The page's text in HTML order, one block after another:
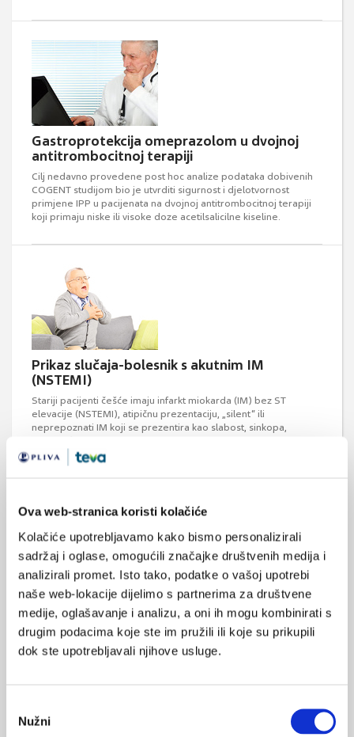
Ova web-stranica koristi kolačiće
Kolačiće upotrebljavamo kako bismo personalizirali
sadržaj i oglase, omogućili značajke društvenih medija i
analizirali promet. Isto tako, podatke o vašoj upotrebi
naše web-lokacije dijelimo s partnerima za društvene
medije, oglašavanje i analizu, a oni ih mogu kombinirati s
drugim podacima koje ste im pružili ili koje su prikupili
dok ste upotrebljavali njihove usluge.
pristanka
Nužni
Gastroprotekcija omeprazolom u dvojnoj
antitrombocitnoj terapiji
Cilj nedavno provedene post hoc analize podataka dobivenih
COGENT studijom bio je utvrditi sigurnost i djelotvornost
primjene IPP u pacijenata na dvojnoj antitrombocitnoj terapiji
koji primaju niske ili visoke doze acetilsalicilne kiseline.
Prikaz slučaja-bolesnik s akutnim IM
(NSTEMI)
Stariji pacijenti češće imaju infarkt miokarda (IM) bez ST
elevacije (NSTEMI), atipičnu prezentaciju, „silent“ ili
neprepoznati IM koji se prezentira kao slabost, sinkopa,
popuštanja.
Antitrombotska terapija u bolesnika s
fibrilacijom atrija i planiranom PCI
Prevalencija fibrilacije atrija u razvijenim zemljama je oko 1-2%
te oko 20% tih bolesnika s vremenom zahtijeva perkutanu
nekim od P2Y12 inhibitora ( ...